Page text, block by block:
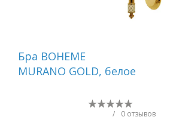
Бра BOHEME
MURANO GOLD, белое
/ 0 отзывов